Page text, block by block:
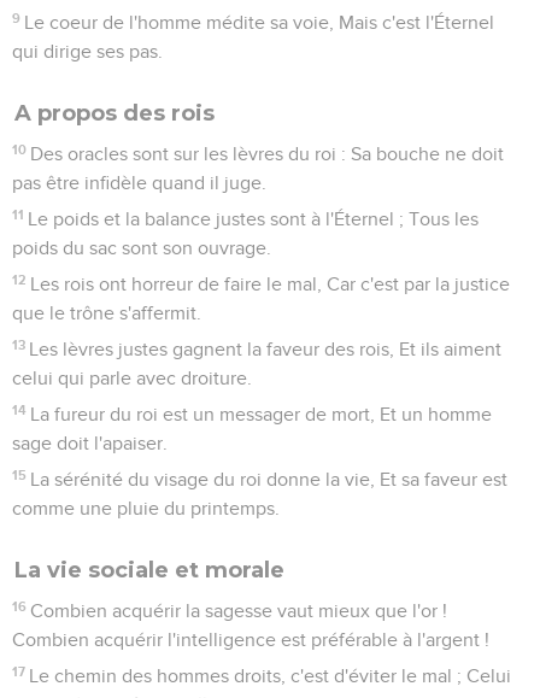
9 Le coeur de l'homme médite sa voie, Mais c'est l'Éternel
qui dirige ses pas.
A propos des rois
10 Des oracles sont sur les lèvres du roi : Sa bouche ne doit
pas être infidèle quand il juge.
11 Le poids et la balance justes sont à l'Éternel ; Tous les
poids du sac sont son ouvrage.
12 Les rois ont horreur de faire le mal, Car c'est par la justice
que le trône s'affermit.
13 Les lèvres justes gagnent la faveur des rois, Et ils aiment
celui qui parle avec droiture.
14 La fureur du roi est un messager de mort, Et un homme
sage doit l'apaiser.
15 La sérénité du visage du roi donne la vie, Et sa faveur est
comme une pluie du printemps.
La vie sociale et morale
16 Combien acquérir la sagesse vaut mieux que l'or !
Combien acquérir l'intelligence est préférable à l'argent !
17 Le chemin des hommes droits, c'est d'éviter le mal ; Celui